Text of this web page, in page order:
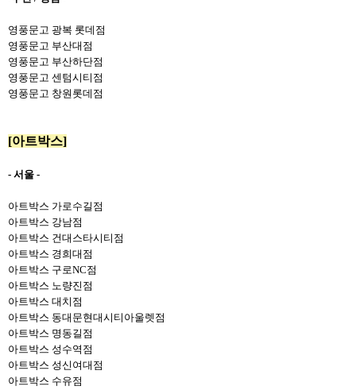
영풍문고 광복 롯데점
영풍문고 부산대점
영풍문고 부산하단점
영풍문고 센텀시티점
영풍문고 창원롯데점
[아트박스]
- 서울 -
아트박스 가로수길점
아트박스 강남점
아트박스 건대스타시티점
아트박스 경희대점
아트박스 구로NC점
아트박스 노량진점
아트박스 대치점
아트박스 동대문현대시티아울렛점
아트박스 명동길점
아트박스 성수역점
아트박스 성신여대점
아트박스 수유점